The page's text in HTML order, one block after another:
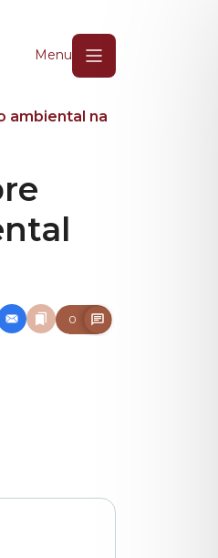
Menu
ambiental na
0